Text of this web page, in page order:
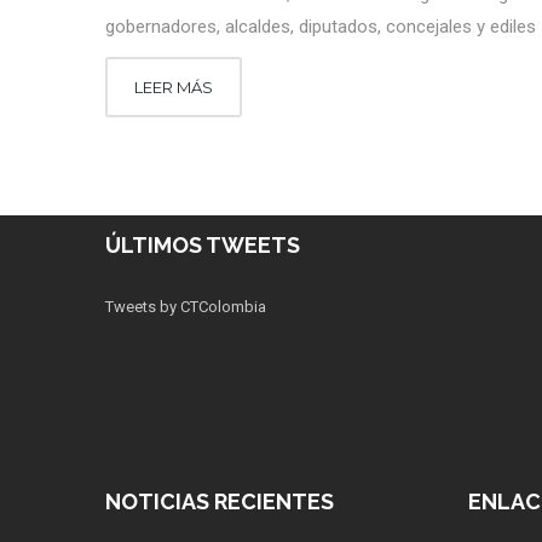
gobernadores, alcaldes, diputados, concejales y ediles
LEER MÁS
ÚLTIMOS TWEETS
Tweets by CTColombia
NOTICIAS RECIENTES